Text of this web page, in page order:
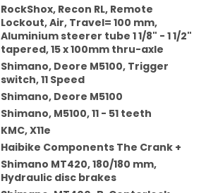
RockShox, Recon RL, Remote
Lockout, Air, Travel= 100 mm,
Aluminium steerer tube 1 1/8" - 1 1/2"
tapered, 15 x 100mm thru-axle
Shimano, Deore M5100, Trigger
switch, 11 Speed
Shimano, Deore M5100
Shimano, M5100, 11 - 51 teeth
KMC, X11e
Haibike Components The Crank +
Shimano MT420, 180/180 mm,
Hydraulic disc brakes